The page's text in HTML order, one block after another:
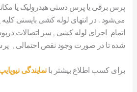
پرس برقی یا پرس دستی هیدرولیک یا
می‌شود . در انتهای لوله کشی بایستی
اتمام اجرای لوله کشی , سر اتصالات
شده تا در صورت وجود نقص احتمالی ,
برای کسب اطلاع بیشتر بانمایندگی